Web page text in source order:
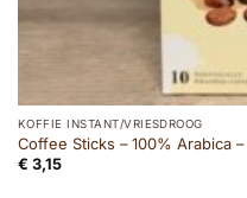
KOFFIE INSTANT/VRIESDROOG
Coffee Sticks – 100% Arabica
€ 3,15